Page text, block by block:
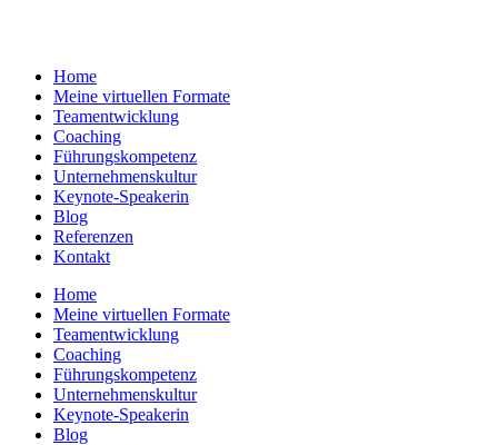
Home
Meine virtuellen Formate
Teamentwicklung
Coaching
Führungskompetenz
Unternehmenskultur
Keynote-Speakerin
Blog
Referenzen
Kontakt
Home
Meine virtuellen Formate
Teamentwicklung
Coaching
Führungskompetenz
Unternehmenskultur
Keynote-Speakerin
Blog